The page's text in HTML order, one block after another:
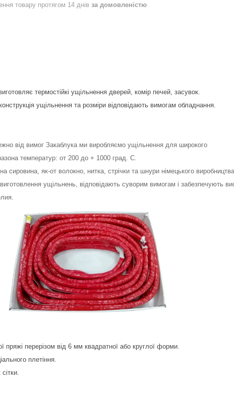
товару протягом 14 днів за домовленістю
термостійкі ущільнення дверей, комір печей, засувок.
ущільнення та розміри відповідають вимогам обладнання.
від вимог Закаблука ми виробляємо ущільнення для широкого
температур: от 200 до + 1000 град. С.
сировина, як-от волокно, нитка, стрічки та шнури німецького
ущільнень, відповідають суворим вимогам і забезпечують
пряжі перерізом від 6 мм квадратної або круглої форми.
плетіння.